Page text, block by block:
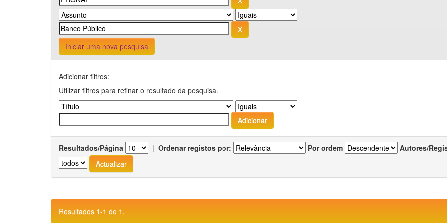
Iniciar uma nova pesquisa
Adicionar filtros:
Utilizar filtros para refinar o resultado da pesquisa.
Resultados/Página | Ordenar registos por: Por ordem Autores/
Resultados 1-1 de 1.